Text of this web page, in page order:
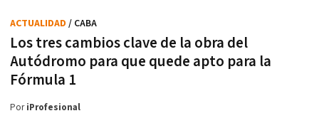
Los tres cambios clave de la obra del
Autódromo para que quede apto para la
Fórmula 1
ACTUALIDAD / CABA
PoriProfesional